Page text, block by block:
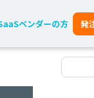
ベンダーの方 発